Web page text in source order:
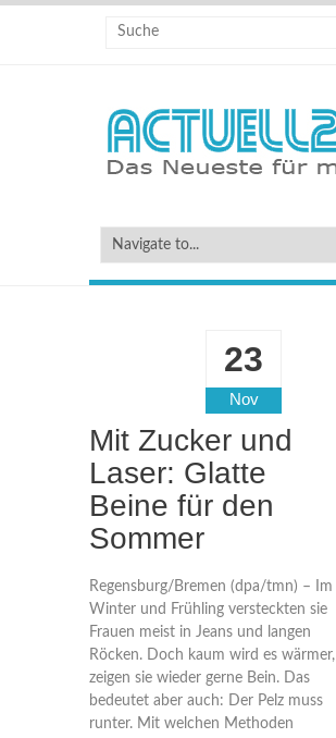
23
Nov
Mit Zucker und
Laser: Glatte
Beine für den
Sommer
Regensburg/Bremen (dpa/tmn) – Im
Winter und Frühling versteckten sie
Frauen meist in Jeans und langen
Röcken. Doch kaum wird es wärmer,
zeigen sie wieder gerne Bein. Das
bedeutet aber auch: Der Pelz muss
runter. Mit welchen Methoden